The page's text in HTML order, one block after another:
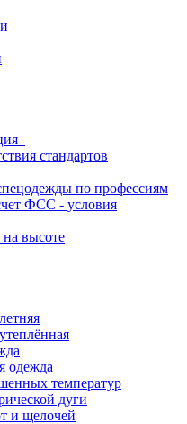
стандартов
по профессиям
ФСС - условия
высоте
одежда
температур
дуги
и щелочей